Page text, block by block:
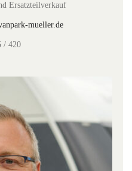
Ersatzteilverkauf
mueller.de
/ 420